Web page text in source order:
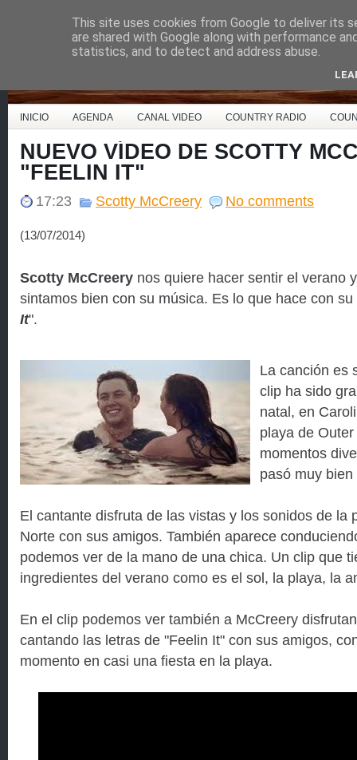
Country Music España
INICIO AGENDA CANAL VIDEO COUNTRY RADIO
NUEVO VÍDEO DE SCOTTY
"FEELIN IT"
17:23 Scotty McCreery No comments
(13/07/2014)
Scotty McCreery nos quiere hacer sentir el verano
sintamos bien con su música. Es lo que hace con
It".
La canción es
clip ha sido
natal, en
playa de
momentos
pasó muy
El cantante disfruta de las vistas y los sonidos de la
Norte con sus amigos. También aparece
podemos ver de la mano de una chica. Un clip que
ingredientes del verano como es el sol, la playa, la
En el clip podemos ver también a McCreery
cantando las letras de "Feelin It" con sus amigos,
momento en casi una fiesta en la playa.
This site uses cookies from Google to deliver its
are shared with Google along with performance
statistics, and to detect and address abuse.